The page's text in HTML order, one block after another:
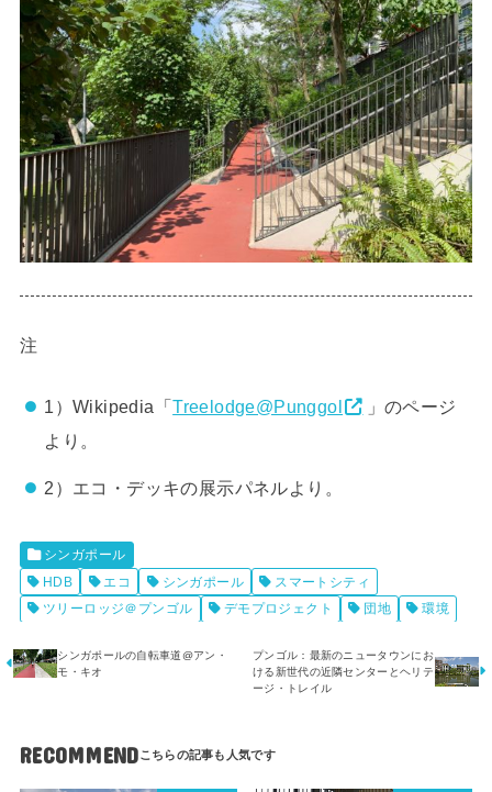
注
1）Wikipedia「Treelodge@Punggol
」のページ
より。
2）エコ・デッキの展示パネルより。
シンガポール
HDB
エコ シンガポール
スマートシティ
ツリーロッジ＠プンゴル
デモプロジェクト 団地 環境
シンガポールの自転車道@アン・
モ・キオ
プンゴル：最新のニュータウンにお
ける新世代の近隣センターとヘリテ
ージ・トレイル
RECOMMEND